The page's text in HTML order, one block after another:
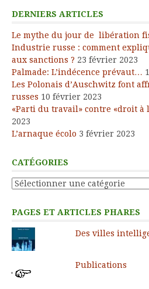
DERNIERS ARTICLES
Le mythe du jour de libération
Industrie russe : comment
aux sanctions ? 23 février 2023
Palmade: L’indécence prévaut…
Les Polonais d’Auschwitz font
russes 10 février 2023
«Parti du travail» contre «droit à
2023
L’arnaque écolo 3 février 2023
CATÉGORIES
Catégories
PAGES ET ARTICLES PHARES
Des villes
Publications